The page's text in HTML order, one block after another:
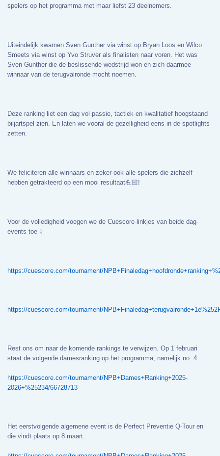
spelers op het programma met maar liefst 23 deelnemers.
Uiteindelijk kwamen Sven Gunther via winst op Bryan Loos en Wilco
Smeets via winst op Yvo Struver als finalisten naar voren. Het was
Sven Gunther die de beslissende wedstrijd won en zich daarmee
winnaar van de terugvalronde mocht noemen.
Deze ranking liet een dag vol passie, tactiek en kwalitatief hoogstaand
biljartspel zien. En laten we vooral de gezelligheid eens in de spotlights
zetten.
We feliciteren alle winnaars en zeker ook alle spelers die zichzelf
hebben getrakteerd op een mooi resultaat💪🏻!
Voor de volledigheid voegen we de Cuescore-linkjes van beide dag-
events toe ⤵️
https://cuescore.com/tournament/
https://cuescore.com/tournament/
Rest ons om naar de komende rankings te verwijzen. Op 1 februari
staat de volgende damesranking op het programma, namelijk no. 4.
https://cuescore.com/tournament/NPB+Dames+Ranking+2025-
2026+%25234/66728713
Het eerstvolgende algemene event is de Perfect Preventie Q-Tour en
die vindt plaats op 8 maart.